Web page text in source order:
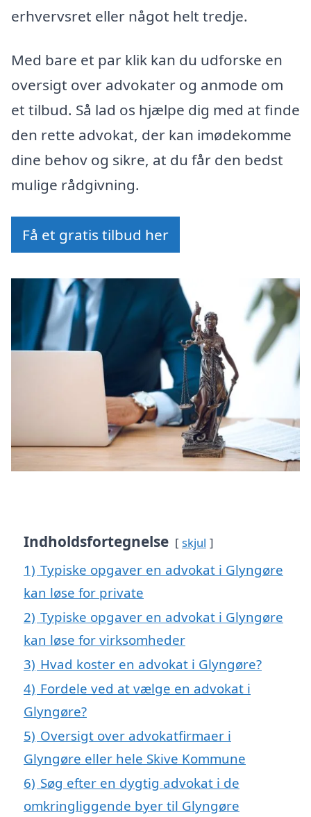
erhvervsret eller något helt tredje.
Med bare et par klik kan du udforske en
oversigt over advokater og anmode om
et tilbud. Så lad os hjælpe dig med at finde
den rette advokat, der kan imødekomme
dine behov og sikre, at du får den bedst
mulige rådgivning.
Få et gratis tilbud her
Indholdsfortegnelse skjul
1) Typiske opgaver en advokat i Glyngøre
kan løse for private
2) Typiske opgaver en advokat i Glyngøre
kan løse for virksomheder
3) Hvad koster en advokat i Glyngøre?
4) Fordele ved at vælge en advokat i
Glyngøre?
5) Oversigt over advokatfirmaer i
Glyngøre eller hele Skive Kommune
6) Søg efter en dygtig advokat i de
omkringliggende byer til Glyngøre